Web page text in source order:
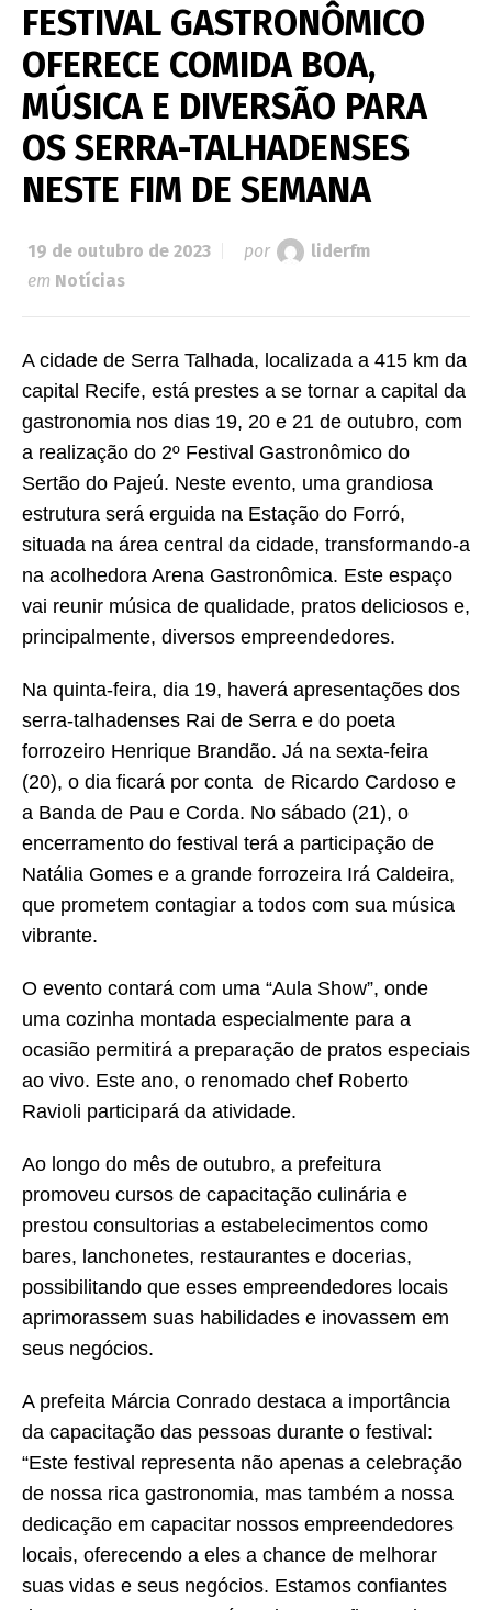
FESTIVAL GASTRONÔMICO
OFERECE COMIDA BOA,
MÚSICA E DIVERSÃO PARA
OS SERRA-TALHADENSES
NESTE FIM DE SEMANA
19 de outubro de 2023 por
liderfm
em Notícias
A cidade de Serra Talhada, localizada a 415 km da
capital Recife, está prestes a se tornar a capital da
gastronomia nos dias 19, 20 e 21 de outubro, com
a realização do 2º Festival Gastronômico do
Sertão do Pajeú. Neste evento, uma grandiosa
estrutura será erguida na Estação do Forró,
situada na área central da cidade, transformando-a
na acolhedora Arena Gastronômica. Este espaço
vai reunir música de qualidade, pratos deliciosos e,
principalmente, diversos empreendedores.
Na quinta-feira, dia 19, haverá apresentações dos
serra-talhadenses Rai de Serra e do poeta
forrozeiro Henrique Brandão. Já na sexta-feira
(20), o dia ficará por conta de Ricardo Cardoso e
a Banda de Pau e Corda. No sábado (21), o
encerramento do festival terá a participação de
Natália Gomes e a grande forrozeira Irá Caldeira,
que prometem contagiar a todos com sua música
vibrante.
O evento contará com uma “Aula Show”, onde
uma cozinha montada especialmente para a
ocasião permitirá a preparação de pratos especiais
ao vivo. Este ano, o renomado chef Roberto
Ravioli participará da atividade.
Ao longo do mês de outubro, a prefeitura
promoveu cursos de capacitação culinária e
prestou consultorias a estabelecimentos como
bares, lanchonetes, restaurantes e docerias,
possibilitando que esses empreendedores locais
aprimorassem suas habilidades e inovassem em
seus negócios.
A prefeita Márcia Conrado destaca a importância
da capacitação das pessoas durante o festival:
“Este festival representa não apenas a celebração
de nossa rica gastronomia, mas também a nossa
dedicação em capacitar nossos empreendedores
locais, oferecendo a eles a chance de melhorar
suas vidas e seus negócios. Estamos confiantes